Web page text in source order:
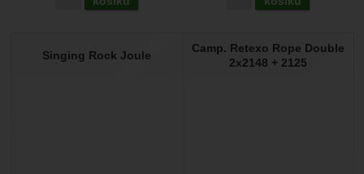
Singing Rock Joule
Camp. Retexo Rope Double
2x2148 + 2125